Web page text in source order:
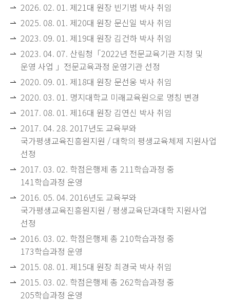
2026. 02. 01. 제21대 원장 빈기범 박사 취임
2025. 08. 01. 제20대 원장 문신일 박사 취임
2023. 09. 01. 제19대 원장 김건하 박사 취임
2023. 04. 07. 산림청「2022년 전문교육기관 지정 및
운영 사업 」전문교육과정 운영기관 선정
2020. 09. 01. 제18대 원장 문선웅 박사 취임
2020. 03. 01. 명지대학교 미래교육원으로 명칭 변경
2017. 08. 01. 제16대 원장 김연신 박사 취임
2017. 04. 28. 2017년도 교육부와
국가평생교육진흥원지원 / 대학의 평생교육체제 지원사업
선정
2017. 03. 02. 학점은행제 총 211학습과정 중
141학습과정 운영
2016. 05. 04. 2016년도 교육부와
국가평생교육진흥원지원 / 평생교육단과대학 지원사업
선정
2016. 03. 02. 학점은행제 총 210학습과정 중
173학습과정 운영
2015. 08. 01. 제15대 원장 최경국 박사 취임
2015. 03. 02. 학점은행제 총 262학습과정 중
205학습과정 운영